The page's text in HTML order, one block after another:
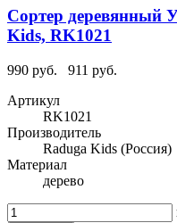
Сортер деревянный
Kids, RK1021
990 руб.
911 руб.
Артикул
RK1021
Производитель
Raduga Kids (Россия)
Материал
дерево